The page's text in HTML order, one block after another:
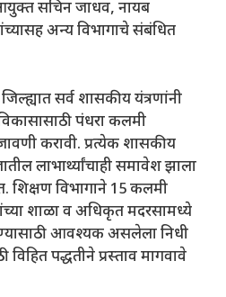
सचिन जाधव, नायब
अन्य विभागाचे संबंधित
सर्व शासकीय यंत्रणांनी
पंधरा कलमी
करावी. प्रत्येक शासकीय
लाभार्थ्यांचाही समावेश झाला
शिक्षण विभागाने 15 कलमी
शाळा व अधिकृत मदरसामध्ये
आवश्यक असलेला निधी
पद्धतीने प्रस्ताव मागवावे